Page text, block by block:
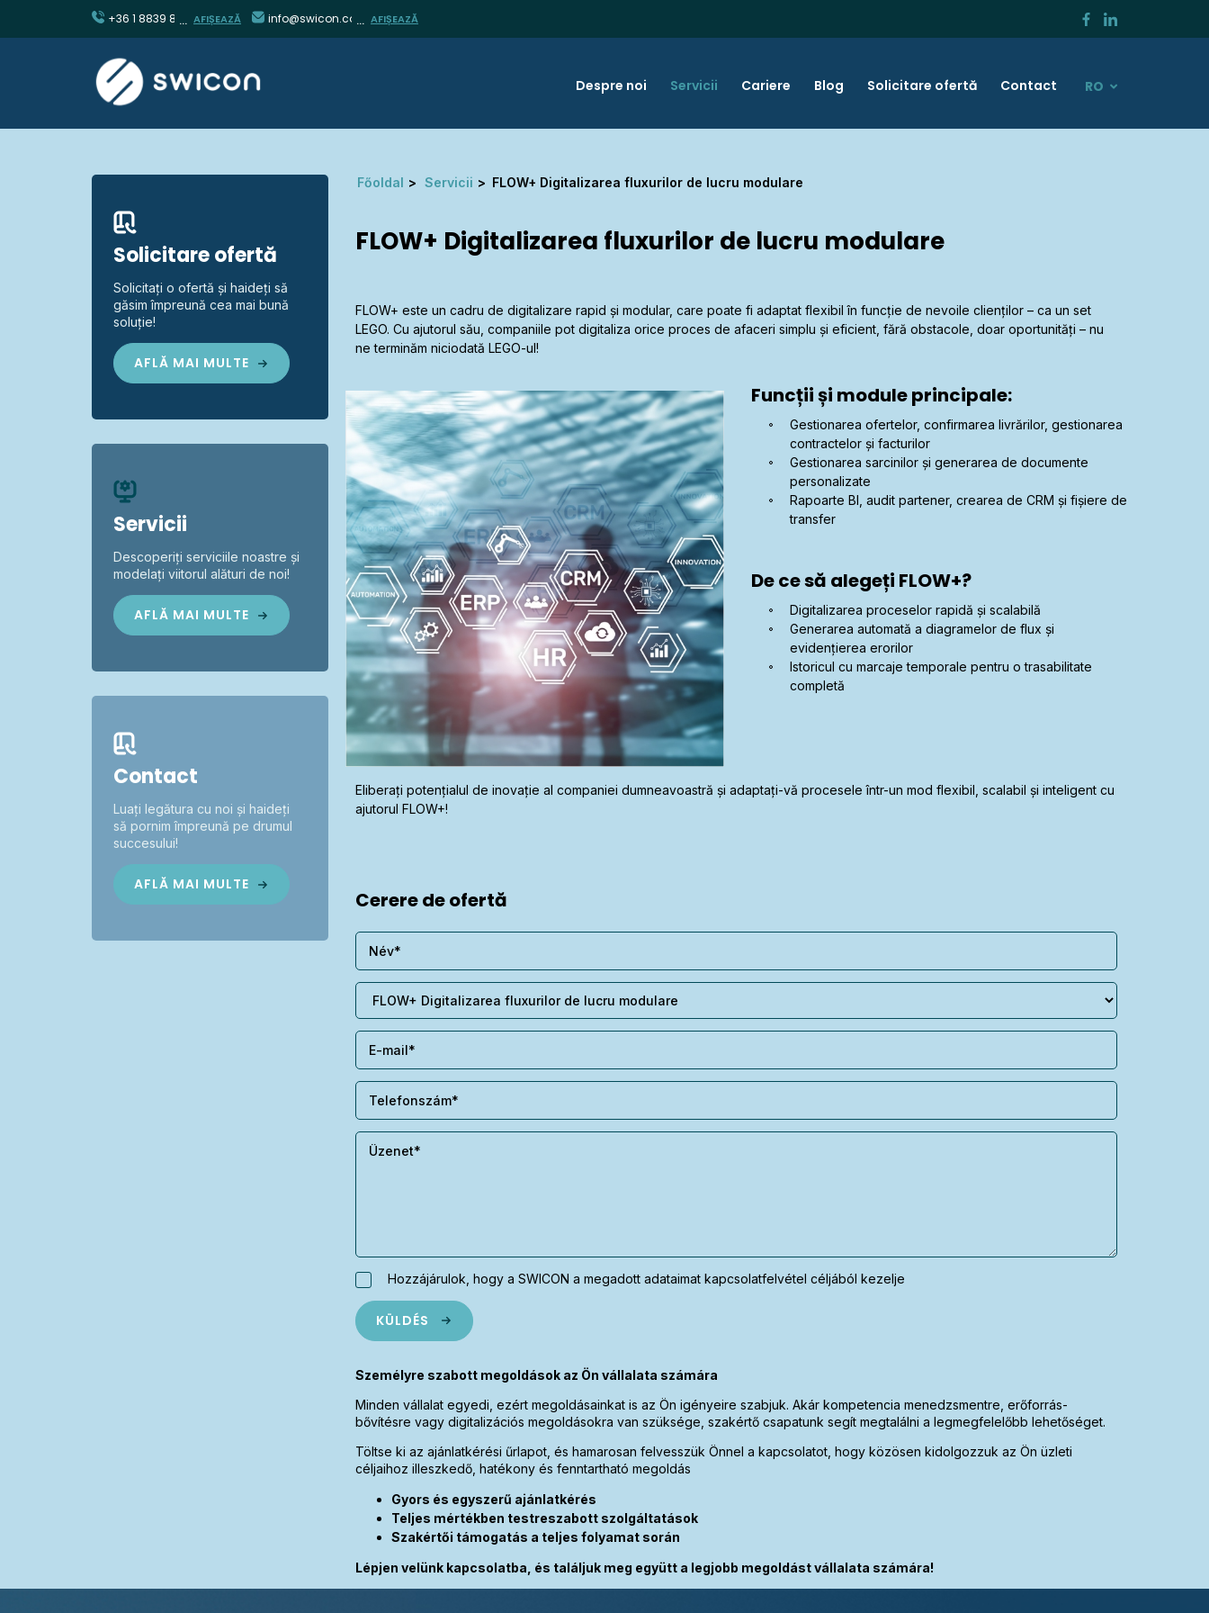
+36 1 8839 860 AFIȘEAZĂ info@swicon.com AFIȘEAZĂ
Despre noi Servicii Cariere Blog Solicitare ofertă Contact RO
Solicitare ofertă
Solicitați o ofertă și haideți să
găsim împreună cea mai bună
soluție!
AFLĂ MAI MULTE
Servicii
Descoperiți serviciile noastre și
modelați viitorul alături de noi!
AFLĂ MAI MULTE
Contact
Luați legătura cu noi și haideți
să pornim împreună pe drumul
succesului!
AFLĂ MAI MULTE
Főoldal Servicii FLOW+ Digitalizarea fluxurilor de lucru modulare
FLOW+ Digitalizarea fluxurilor de lucru modulare
FLOW+ este un cadru de digitalizare rapid și modular, care poate fi adaptat flexibil în funcție de nevoile clienților – ca un set
LEGO. Cu ajutorul său, companiile pot digitaliza orice proces de afaceri simplu și eficient, fără obstacole, doar oportunități – nu
ne terminăm niciodată LEGO-ul!
Funcții și module principale:
Gestionarea ofertelor, confirmarea livrărilor, gestionarea
contractelor și facturilor
Gestionarea sarcinilor și generarea de documente
personalizate
Rapoarte BI, audit partener, crearea de CRM și fișiere de
transfer
De ce să alegeți FLOW+?
Digitalizarea proceselor rapidă și scalabilă
Generarea automată a diagramelor de flux și
evidențierea erorilor
Istoricul cu marcaje temporale pentru o trasabilitate
completă
Eliberați potențialul de inovație al companiei dumneavoastră și adaptați-vă procesele într-un mod flexibil, scalabil și inteligent cu
ajutorul FLOW+!
Cerere de ofertă
Hozzájárulok, hogy a SWICON a megadott adataimat kapcsolatfelvétel céljából kezelje
KÜLDÉS
Személyre szabott megoldások az Ön vállalata számára
Minden vállalat egyedi, ezért megoldásainkat is az Ön igényeire szabjuk. Akár kompetencia menedzsmentre, erőforrás-
bővítésre vagy digitalizációs megoldásokra van szüksége, szakértő csapatunk segít megtalálni a legmegfelelőbb lehetőséget.
Töltse ki az ajánlatkérési űrlapot, és hamarosan felvesszük Önnel a kapcsolatot, hogy közösen kidolgozzuk az Ön üzleti
céljaihoz illeszkedő, hatékony és fenntartható megoldás
Gyors és egyszerű ajánlatkérés
Teljes mértékben testreszabott szolgáltatások
Szakértői támogatás a teljes folyamat során
Lépjen velünk kapcsolatba, és találjuk meg együtt a legjobb megoldást vállalata számára!